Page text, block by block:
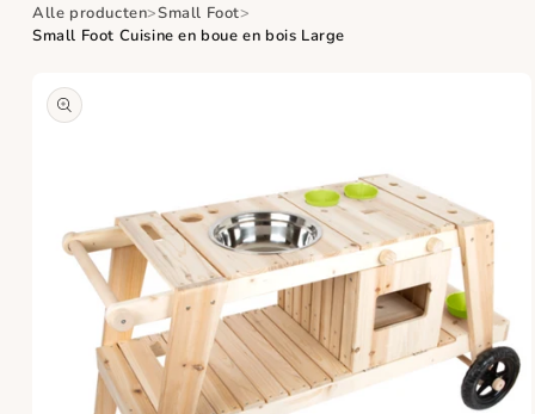
Alle producten Small Foot
Small Foot Cuisine en boue en bois Large
informations
produits